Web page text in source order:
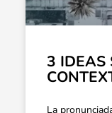
3 IDEAS
La